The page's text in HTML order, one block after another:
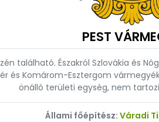
PEST
található. Északról Szlovákia és
és Komárom-Esztergom
önálló területi egység, nem
Állami főépítész: Váradi